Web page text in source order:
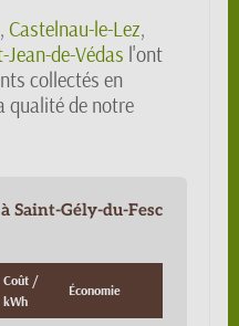
, Castelnau-le-Lez,
Jean-de-Védas l'ont
collectés en
qualité de notre
Saint-Gély-du-Fesc
Coût /
kWh
Économie